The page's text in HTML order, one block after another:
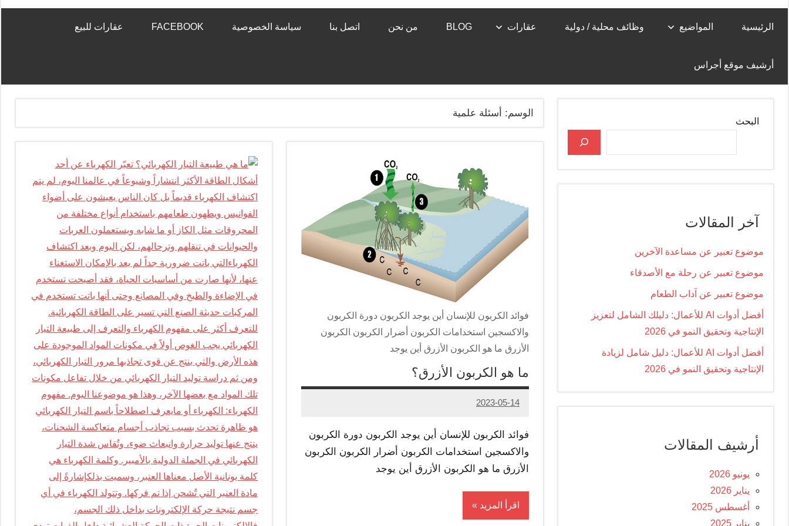
الرئيسية المواضيع وظائف محلية / دولية عقارات BLOG من نحن اتصل بنا سياسة الخصوصية FACEBOOK عقارات للبيع
أرشيف موقع أجراس
الوسم: أسئلة علمية
فوائد الكربون للإنسان أين يوجد الكربون دورة الكربون
والاكسجين استخدامات الكربون أضرار الكربون الكربون
الأزرق ما هو الكربون الأزرق أين يوجد
ما هو الكربون الأزرق؟
2023-05-14
Admin
فوائد الكربون للإنسان أين يوجد الكربون دورة الكربون
والاكسجين استخدامات الكربون أضرار الكربون الكربون
الأزرق ما هو الكربون الأزرق أين يوجد
اقرأ المزيد
البحث
آخر المقالات
موضوع تعبير عن مساعدة الآخرين
موضوع تعبير عن رحلة مع الأصدقاء
موضوع تعبير عن آداب الطعام
أفضل أدوات AI للأعمال: دليلك الشامل لتعزيز
الإنتاجية وتحقيق النمو في 2026
أفضل أدوات AI للأعمال: دليل شامل لزيادة
الإنتاجية وتحقيق النمو في 2026
أرشيف المقالات
يونيو 2026
يناير 2026
أغسطس 2025
يناير 2025